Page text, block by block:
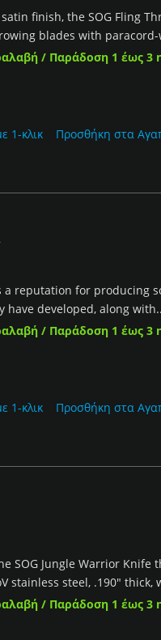
finish, the SOG Fling
blades with
/ Παράδοση 1 έως 3
1-κλικ Προσθήκη στα
a reputation for producing
have developed, along
/ Παράδοση 1 έως 3
1-κλικ Προσθήκη στα
SOG Jungle Warrior
stainless steel, .190" thick,
/ Παράδοση 1 έως 3